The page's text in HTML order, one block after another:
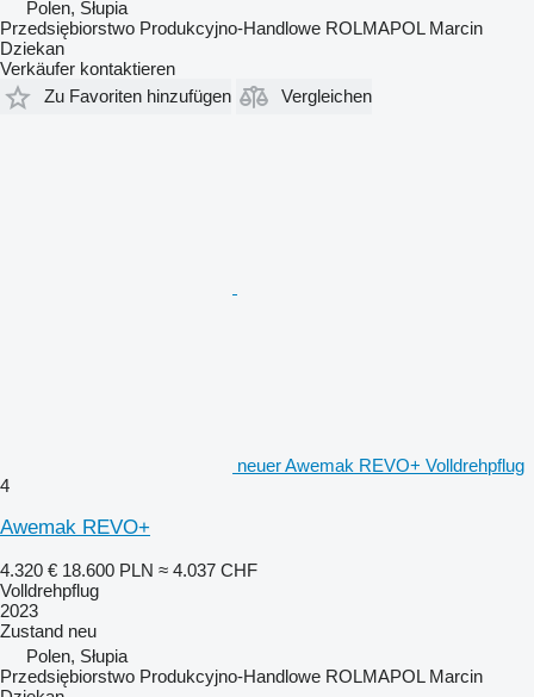
Polen, Słupia
Przedsiębiorstwo Produkcyjno-Handlowe ROLMAPOL Marcin
Dziekan
Verkäufer kontaktieren
Zu Favoriten hinzufügen
Vergleichen
neuer Awemak REVO+ Volldrehpflug
4
Awemak REVO+
4.320 € 18.600 PLN ≈ 4.037 CHF
Volldrehpflug
2023
Zustand neu
Polen, Słupia
Przedsiębiorstwo Produkcyjno-Handlowe ROLMAPOL Marcin